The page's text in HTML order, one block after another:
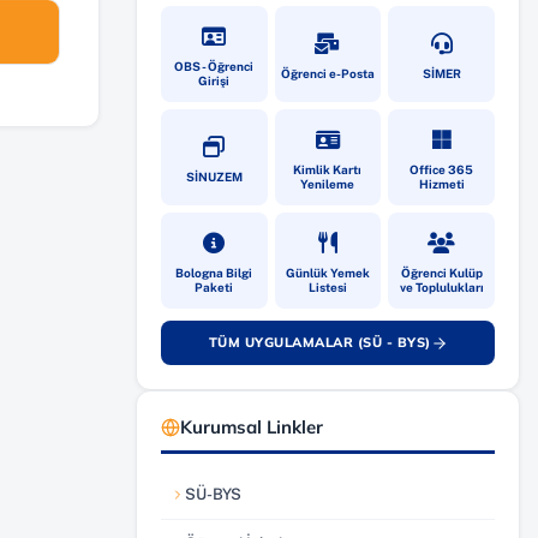
OBS - Öğrenci
Girişi
(yeni sekmede açılır)
Öğrenci e-Posta(yeni sekmede açılır)
SİMER(yeni
SİNUZEM(yeni sekmede açılır)
Kimlik Kartı
Yenileme
(yeni sekmede açılır)
Office 365
Hizmeti
(yeni
Bologna Bilgi
Paketi
(yeni sekmede açılır)
Günlük Yemek
Listesi
(yeni sekmede açılır)
Öğrenci Kulüp
ve Toplulukları
(yeni
TÜM UYGULAMALAR (SÜ - BYS)
(yeni sekmede açılır)
Kurumsal Linkler
SÜ-BYS
(yeni sekmede açılır)